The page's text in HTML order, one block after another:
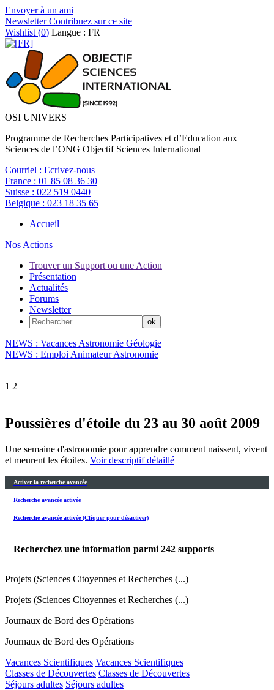
Envoyer à un ami
NewsletterContribuez sur ce site
Wishlist (0) Langue : FR
OSI UNIVERS
Programme de Recherches Participatives et d’Education aux
Sciences de l’ONG Objectif Sciences International
Courriel : Ecrivez-nous
France : 01 85 08 36 30
Suisse : 022 519 0440
Belgique : 023 18 35 65
Accueil
Nos Actions
Trouver un Support ou une Action
Présentation
Actualités
Forums
Newsletter
NEWS : Vacances Astronomie Géologie
NEWS : Emploi Animateur Astronomie
1 2
Poussières d'étoile du 23 au 30 août 2009
Une semaine d'astronomie pour apprendre comment naissent, vivent
et meurent les étoiles. Voir descriptif détaillé
Activer la recherche avancée
Recherche avancée activée
Recherche avancée activée (Cliquer pour désactiver)
Recherchez une information parmi 242 supports
Projets (Sciences Citoyennes et Recherches (...)
Projets (Sciences Citoyennes et Recherches (...)
Journaux de Bord des Opérations
Journaux de Bord des Opérations
Vacances Scientifiques Vacances Scientifiques
Classes de Découvertes Classes de Découvertes
Séjours adultes Séjours adultes